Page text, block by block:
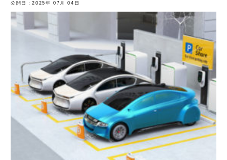
公開日：2025年 07月 04日